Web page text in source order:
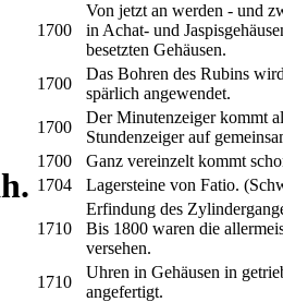
1700
Von jetzt an werden - und
in Achat- und
besetzten Gehäusen.
1700
Das Bohren des Rubins
spärlich angewendet.
1700
Der Minutenzeiger kommt
Stundenzeiger auf
1700
Ganz vereinzelt kommt
1704
Lagersteine von Fatio.
1710
Erfindung des
Bis 1800 waren die
versehen.
1710
Uhren in Gehäusen in
angefertigt.